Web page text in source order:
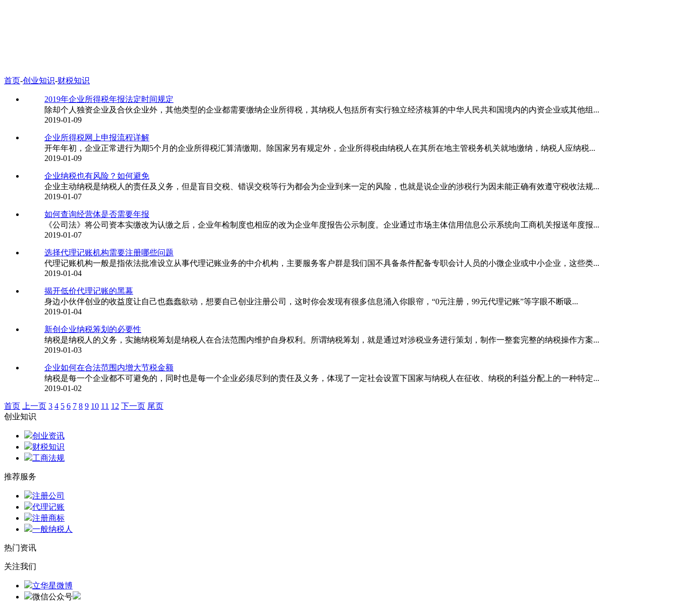
首页-创业知识-财税知识
2019年企业所得税年报法定时间规定
除却个人独资企业及合伙企业外，其他类型的企业都需要缴纳企业所得税，其纳税人包括所有实行独立经济核算的中华人民共和国境内的内资企业或其他组...
2019-01-09
企业所得税网上申报流程详解
开年年初，企业正常进行为期5个月的企业所得税汇算清缴期。除国家另有规定外，企业所得税由纳税人在其所在地主管税务机关就地缴纳，纳税人应纳税...
2019-01-09
企业纳税也有风险？如何避免
企业主动纳税是纳税人的责任及义务，但是盲目交税、错误交税等行为都会为企业到来一定的风险，也就是说企业的涉税行为因未能正确有效遵守税收法规...
2019-01-07
如何查询经营体是否需要年报
《公司法》将公司资本实缴改为认缴之后，企业年检制度也相应的改为企业年度报告公示制度。企业通过市场主体信用信息公示系统向工商机关报送年度报...
2019-01-07
选择代理记账机构需要注册哪些问题
代理记账机构一般是指依法批准设立从事代理记账业务的中介机构，主要服务客户群是我们国不具备条件配备专职会计人员的小微企业或中小企业，这些类...
2019-01-04
揭开低价代理记账的黑幕
身边小伙伴创业的收益度让自己也蠢蠢欲动，想要自己创业注册公司，这时你会发现有很多信息涌入你眼帘，“0元注册，99元代理记账”等字眼不断吸...
2019-01-04
新创企业纳税筹划的必要性
纳税是纳税人的义务，实施纳税筹划是纳税人在合法范围内维护自身权利。所谓纳税筹划，就是通过对涉税业务进行策划，制作一整套完整的纳税操作方案...
2019-01-03
企业如何在合法范围内增大节税金额
纳税是每一个企业都不可避免的，同时也是每一个企业必须尽到的责任及义务，体现了一定社会设置下国家与纳税人在征收、纳税的利益分配上的一种特定...
2019-01-02
首页 上一页 3 4 5 6 7 8 9 10 11 12 下一页 尾页
创业知识
创业资讯
财税知识
工商法规
推荐服务
注册公司
代理记账
注册商标
一般纳税人
热门资讯
关注我们
立华星微博
微信公众号